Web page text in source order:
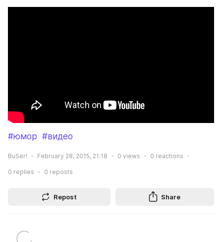
#юмор #видео
BuSer! February 28, 2015, 21:18 0 views 0 reactions
0 replies 0 reposts
Repost Share